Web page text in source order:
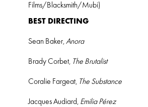
Films/Blacksmith/Mubi)
BEST DIRECTING
Sean Baker,Anora
Brady Corbet, The Brutalist
Coralie Fargeat, The Substance
Jacques Audiard, Emilia Pérez